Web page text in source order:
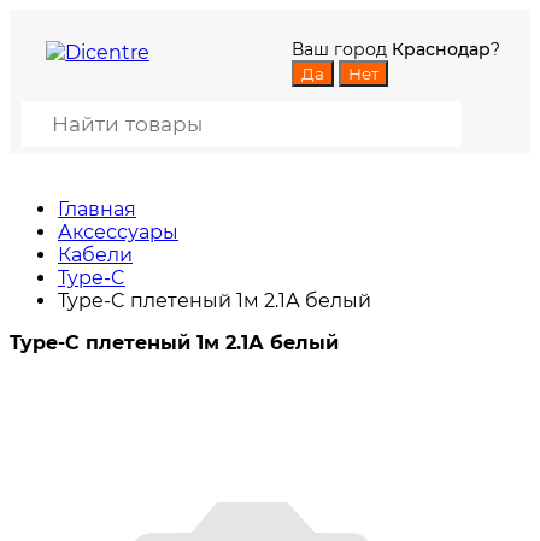
Ваш город Краснодар?
Главная
Аксессуары
Кабели
Type-C
Type-C плетеный 1м 2.1А белый
Type-C плетеный 1м 2.1А белый